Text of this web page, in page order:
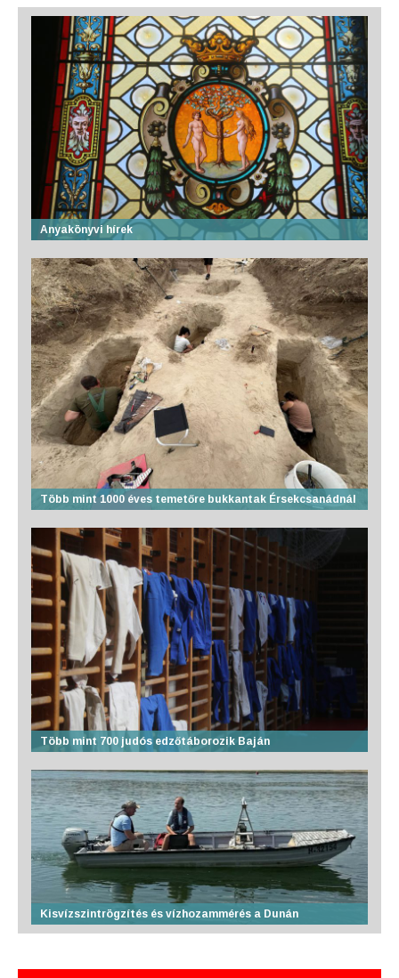
Anyakönyvi hírek
Több mint 1000 éves temetőre bukkantak Érsekcsanádnál
Több mint 700 judós edzőtáborozik Baján
Kisvízszintrögzítés és vízhozammérés a Dunán